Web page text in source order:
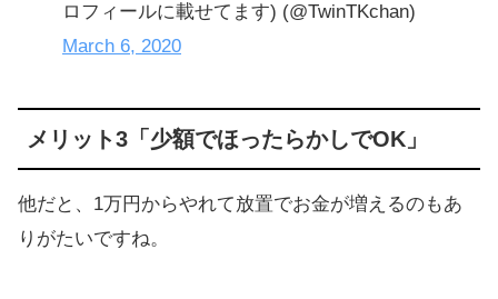
ロフィールに載せてます) (@TwinTKchan)
March 6, 2020
メリット3「少額でほったらかしでOK」
他だと、1万円からやれて放置でお金が増えるのもあ
りがたいですね。